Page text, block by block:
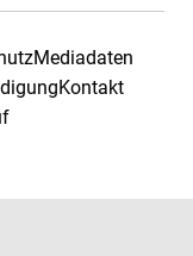
Mediadaten
Kontakt